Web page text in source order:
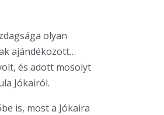
olyan
ajándékozott…
és adott mosolyt
Jókairól.
is, most a Jókaira